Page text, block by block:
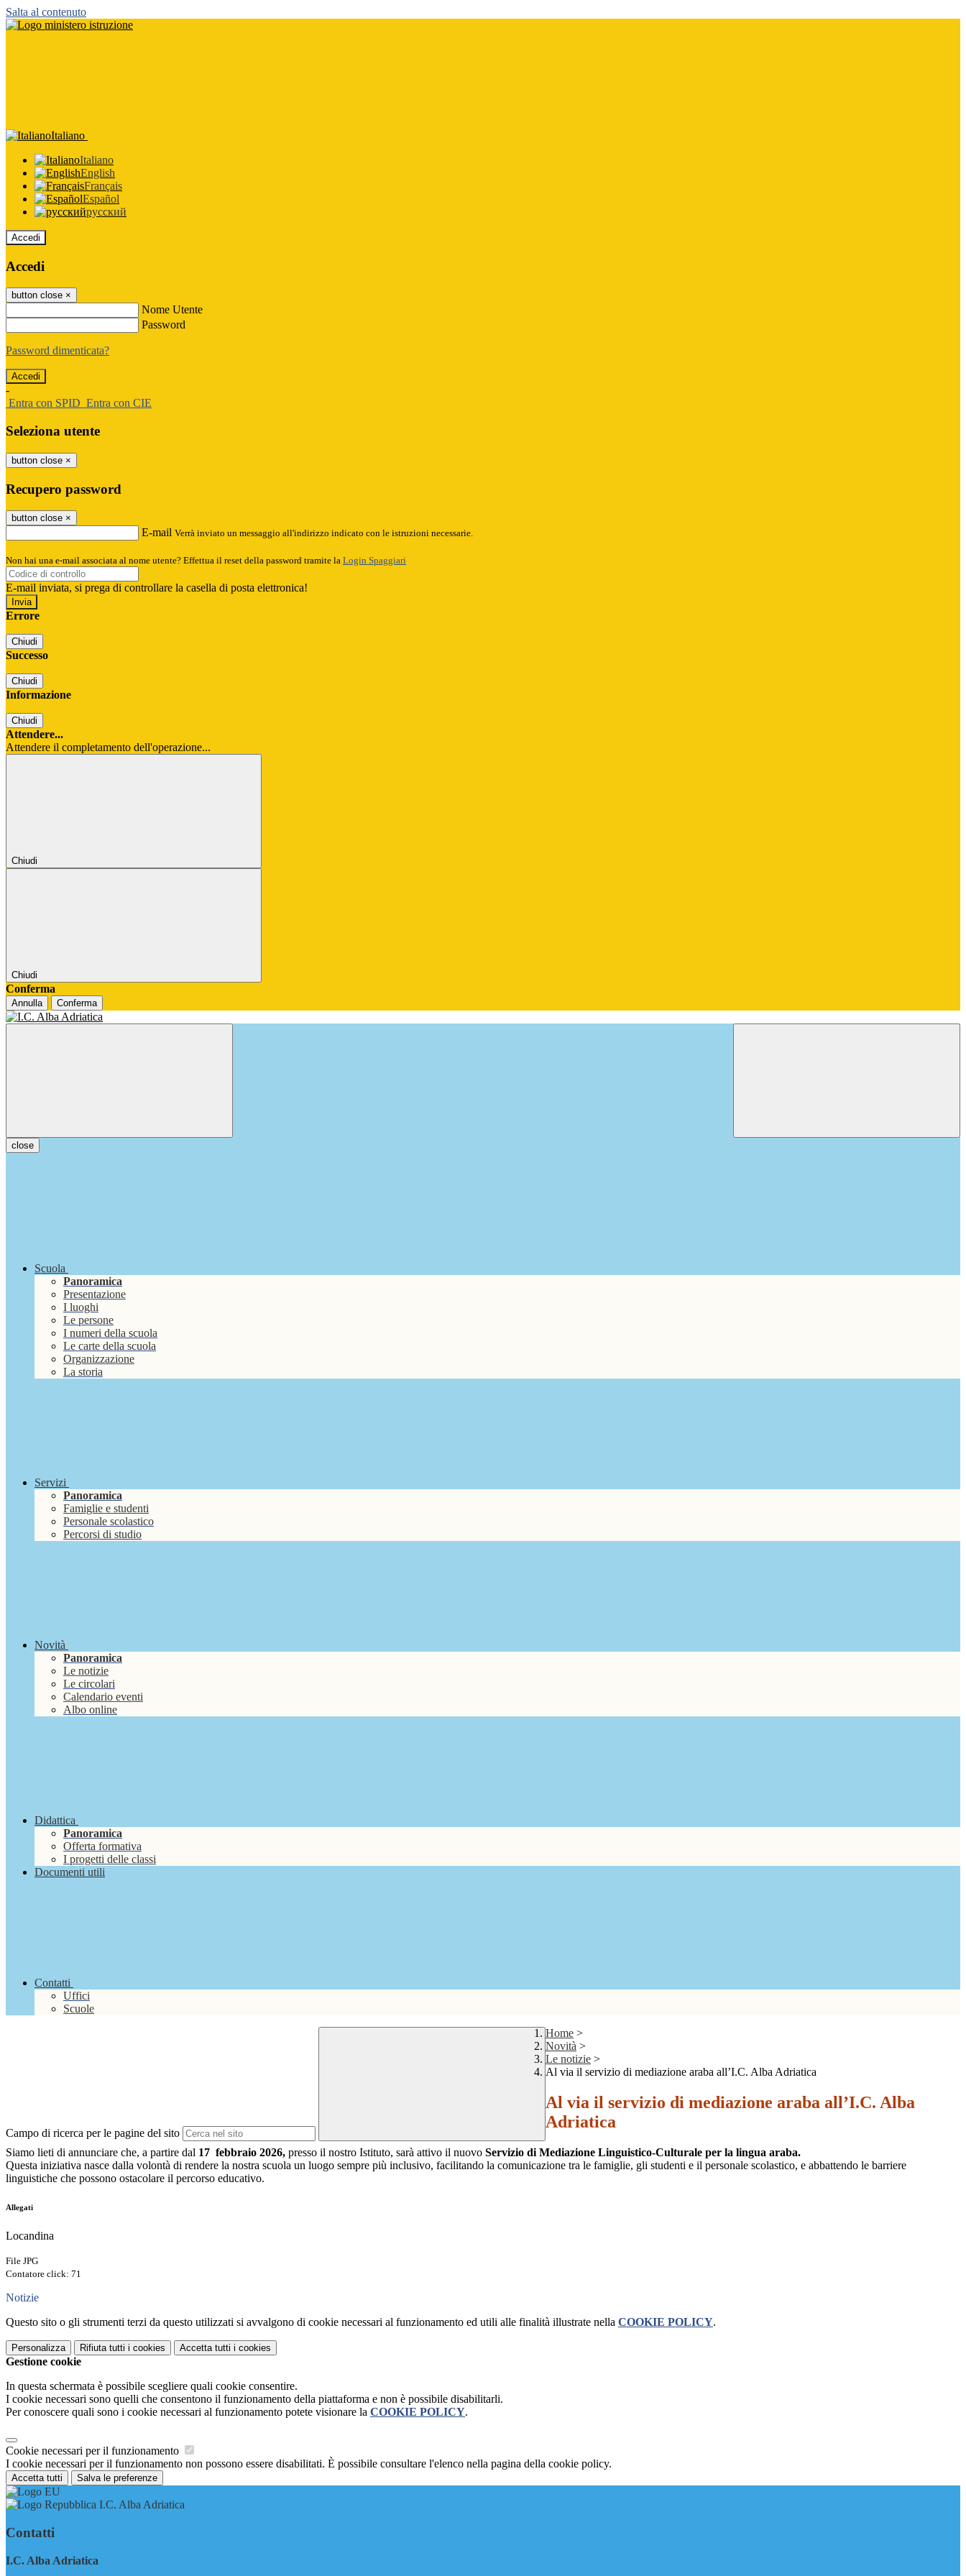
Salta al contenuto
Italiano
Italiano
English
Français
Español
русский
Accedi
Accedi
button close ×
Nome Utente
Password
Password dimenticata?
-
Entra con SPID Entra con CIE
Seleziona utente
button close ×
Recupero password
button close ×
E-mail Verrà inviato un messaggio all'indirizzo indicato con le istruzioni necessarie.
Non hai una e-mail associata al nome utente? Effettua il reset della password tramite la Login Spaggiari
E-mail inviata, si prega di controllare la casella di posta elettronica!
Errore
Chiudi
Successo
Chiudi
Informazione
Chiudi
Attendere...
Attendere il completamento dell'operazione...
Chiudi
Chiudi
Conferma
Annulla Conferma
close
Scuola
Panoramica
Presentazione
I luoghi
Le persone
I numeri della scuola
Le carte della scuola
Organizzazione
La storia
Servizi
Panoramica
Famiglie e studenti
Personale scolastico
Percorsi di studio
Novità
Panoramica
Le notizie
Le circolari
Calendario eventi
Albo online
Didattica
Panoramica
Offerta formativa
I progetti delle classi
Documenti utili
Contatti
Uffici
Scuole
Campo di ricerca per le pagine del sito
Home >
Novità >
Le notizie >
Al via il servizio di mediazione araba all’I.C. Alba Adriatica
Al via il servizio di mediazione araba all’I.C. Alba
Adriatica
Siamo lieti di annunciare che, a partire dal 17 febbraio 2026, presso il nostro Istituto, sarà attivo il nuovo Servizio di Mediazione Linguistico-Culturale per la lingua araba.
Questa iniziativa nasce dalla volontà di rendere la nostra scuola un luogo sempre più inclusivo, facilitando la comunicazione tra le famiglie, gli studenti e il personale scolastico, e abbattendo le barriere
linguistiche che possono ostacolare il percorso educativo.
Allegati
Locandina
File JPG
Contatore click: 71
Notizie
Questo sito o gli strumenti terzi da questo utilizzati si avvalgono di cookie necessari al funzionamento ed utili alle finalità illustrate nella COOKIE POLICY.
Personalizza Rifiuta tutti i cookies Accetta tutti i cookies
Gestione cookie
In questa schermata è possibile scegliere quali cookie consentire.
I cookie necessari sono quelli che consentono il funzionamento della piattaforma e non è possibile disabilitarli.
Per conoscere quali sono i cookie necessari al funzionamento potete visionare la COOKIE POLICY.
Cookie necessari per il funzionamento
I cookie necessari per il funzionamento non possono essere disabilitati. È possibile consultare l'elenco nella pagina della cookie policy.
Accetta tutti Salva le preferenze
I.C. Alba Adriatica
Contatti
I.C. Alba Adriatica